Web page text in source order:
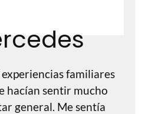
familiares
hacían sentir mucho
general. Me sentía